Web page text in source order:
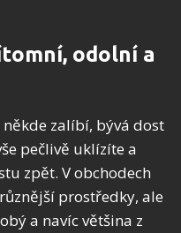
odolní a
zalíbí, bývá dost
pečlivě uklízíte a
zpět. V obchodech
prostředky, ale
a navíc většina z